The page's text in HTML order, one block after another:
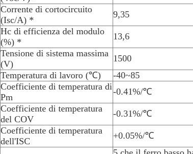
Corrente di cortocircuito
(Isc/A) *
9,35
Ηc di efficienza del modulo
(%) *
13,6
Tensione di sistema massima
(V)
1500
Temperatura di lavoro (℃)
-40~85
Coefficiente di temperatura di
Pm
-0.41%/℃
Coefficiente di temperatura
del COV
-0.31%/℃
Coefficiente di temperatura
dell'ISC
+0.05%/℃